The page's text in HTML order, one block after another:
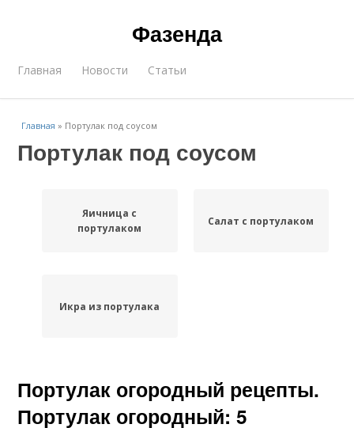
Фазенда
Главная Новости Статьи
Главная » Портулак под соусом
Портулак под соусом
Яичница с
портулаком
Салат с портулаком
Икра из портулака
Портулак огородный рецепты.
Портулак огородный: 5